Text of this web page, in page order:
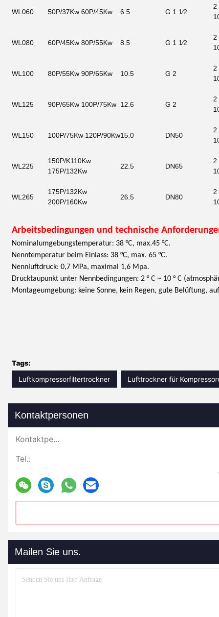
WL060 50P/37Kw 60P/45Kw 6.5 G 1 1⁄2
2
WL080 60P/45Kw 80P/55Kw 8.5 G 1 1⁄2
2
WL100 80P/55Kw 90P/65Kw 10.5 G 2
2
WL125 90P/65Kw 100P/75Kw 12.6 G 2
2
WL150 100P/75Kw 120P/90Kw15.0 DN50
2
WL225
150P/K110Kw
175P/132Kw
22.5 DN65
2
WL265
175P/132Kw
200P/160Kw
26.5 DN80
2
Arbeitsbedingungen und technische
Nominalumgebungstemperatur: 38 °C, max.45 °C.
Nenntemperatur beim Einlass: 38 °C, max. 65 °C.
Nennluftdruck: 0,7 MPa, maximal 1,6 Mpa.
Drucktaupunkt unter Nennbedingungen: 2 ° C ~ 10 ° C
Montageumgebung: keine Sonne, kein Regen, gute Belüftung,
Tags:
Luftkompressorfiltertrockner
Lufttrockner für
Kontaktpersonen
Kontaktpersonen:
Tel.:
Mailen Sie uns.